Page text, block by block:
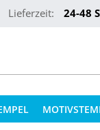
Lieferzeit: 24-48